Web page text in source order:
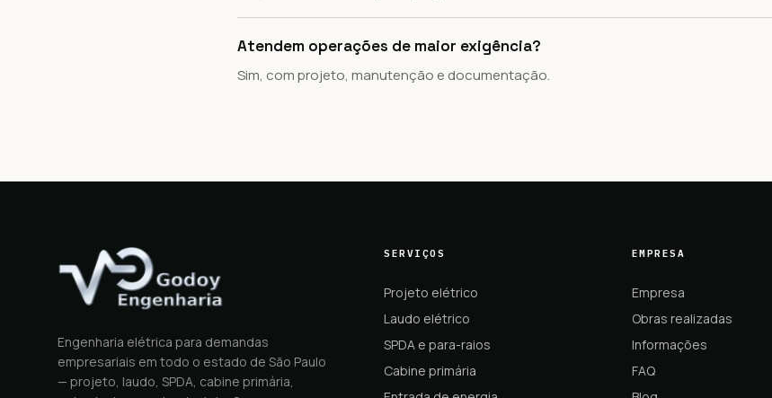
Atendem operações de maior exigência?
Sim, com projeto, manutenção e documentação.
Engenharia elétrica para demandas
empresariais em todo o estado de São Paulo
— projeto, laudo, SPDA, cabine primária,
SERVIÇOS
Projeto elétrico
Laudo elétrico
SPDA e para-raios
Cabine primária
EMPRESA
Empresa
Obras realizadas
Informações
FAQ